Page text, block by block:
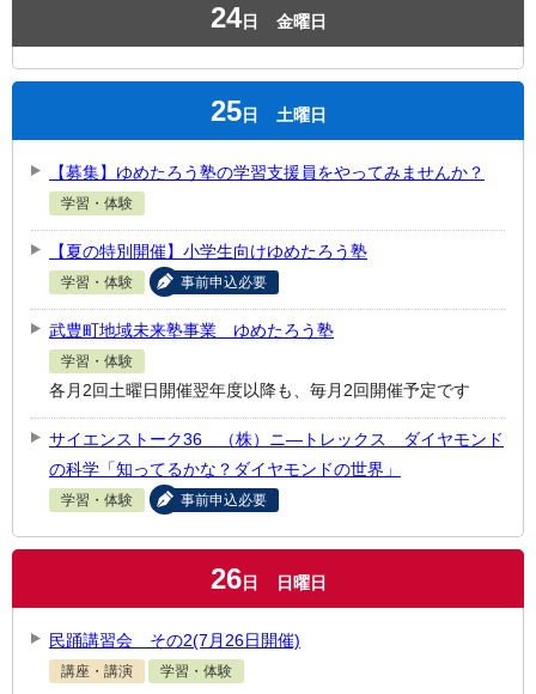
24日 金曜日
25日 土曜日
【募集】ゆめたろう塾の学習支援員をやってみませんか？
学習・体験
【夏の特別開催】小学生向けゆめたろう塾
学習・体験 事前申込必要
武豊町地域未来塾事業 ゆめたろう塾
学習・体験
各月2回土曜日開催翌年度以降も、毎月2回開催予定です
サイエンストーク36 （株）ニ―トレックス ダイヤモンド
の科学「知ってるかな？ダイヤモンドの世界」
学習・体験 事前申込必要
26日 日曜日
民踊講習会 その2(7月26日開催)
講座・講演 学習・体験